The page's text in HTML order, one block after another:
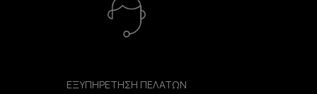
ΕΞΥΠΗΡΕΤΗΣΗ ΠΕΛΑΤΩΝ